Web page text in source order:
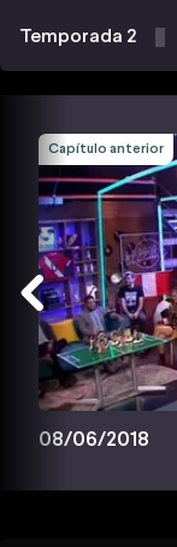
Temporada 2
Capítulo anterior
08/06/2018